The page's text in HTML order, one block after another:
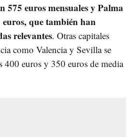
575 euros mensuales y Palma
que también han
relevantes. Otras capitales
como Valencia y Sevilla se
400 euros y 350 euros de media